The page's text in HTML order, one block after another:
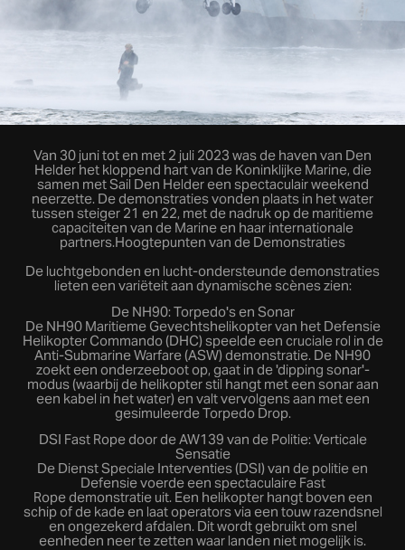
Van 30 juni tot en met 2 juli 2023 was de haven van Den
Helder het kloppend hart van de Koninklijke Marine, die
samen met Sail Den Helder een spectaculair weekend
neerzette. De demonstraties vonden plaats in het water
tussen steiger 21 en 22, met de nadruk op de maritieme
capaciteiten van de Marine en haar internationale
partners.Hoogtepunten van de Demonstraties
De luchtgebonden en lucht-ondersteunde demonstraties
lieten een variëteit aan dynamische scènes zien:
De NH90: Torpedo's en Sonar
De NH90 Maritieme Gevechtshelikopter van het Defensie
Helikopter Commando (DHC) speelde een cruciale rol in de
Anti-Submarine Warfare (ASW) demonstratie. De NH90
zoekt een onderzeeboot op, gaat in de 'dipping sonar'-
modus (waarbij de helikopter stil hangt met een sonar aan
een kabel in het water) en valt vervolgens aan met een
gesimuleerde Torpedo Drop.
DSI Fast Rope door de AW139 van de Politie: Verticale
Sensatie
De Dienst Speciale Interventies (DSI) van de politie en
Defensie voerde een spectaculaire Fast
Rope demonstratie uit. Een helikopter hangt boven een
schip of de kade en laat operators via een touw razendsnel
en ongezekerd afdalen. Dit wordt gebruikt om snel
eenheden neer te zetten waar landen niet mogelijk is.